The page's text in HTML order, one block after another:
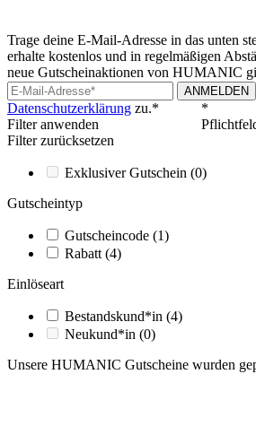
Trage deine E-Mail-Adresse in das unten
erhalte kostenlos und in regelmäßigen
neue Gutscheinaktionen von HUMANIC
ANMELDEN
Datenschutzerklärung zu.*
*
Filter anwenden
Filter zurücksetzen
Exklusiver Gutschein (0)
Gutscheintyp
Gutscheincode (1)
Rabatt (4)
Einlöseart
Bestandskund*in (4)
Neukund*in (0)
Unsere HUMANIC Gutscheine wurden